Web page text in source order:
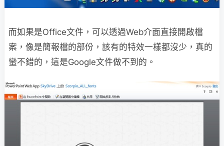
而如果是Office文件，可以透過Web介面直接開啟檔
案，像是簡報檔的部份，該有的特效一樣都沒少，真的
蠻不錯的，這是Google文件做不到的。